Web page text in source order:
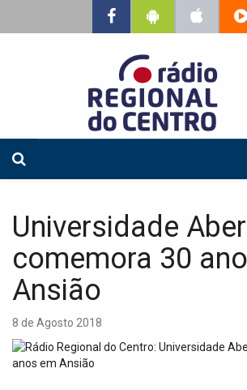
Universidade
comemora 30
Ansião
8 de Agosto 2018